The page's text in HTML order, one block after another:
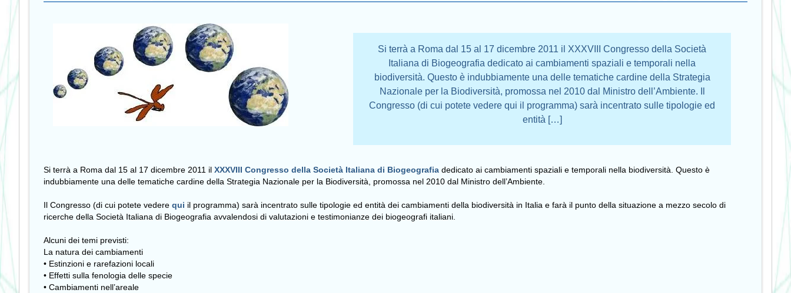
Si terrà a Roma dal 15 al 17 dicembre 2011 il XXXVIII Congresso della Società
Italiana di Biogeografia dedicato ai cambiamenti spaziali e temporali nella
biodiversità. Questo è indubbiamente una delle tematiche cardine della Strategia
Nazionale per la Biodiversità, promossa nel 2010 dal Ministro dell’Ambiente. Il
Congresso (di cui potete vedere qui il programma) sarà incentrato sulle tipologie ed
entità […]
Si terrà a Roma dal 15 al 17 dicembre 2011 il XXXVIII Congresso della Società Italiana di Biogeografia dedicato ai cambiamenti spaziali e temporali nella biodiversità. Questo è
indubbiamente una delle tematiche cardine della Strategia Nazionale per la Biodiversità, promossa nel 2010 dal Ministro dell’Ambiente.
Il Congresso (di cui potete vedere qui il programma) sarà incentrato sulle tipologie ed entità dei cambiamenti della biodiversità in Italia e farà il punto della situazione a mezzo secolo di
ricerche della Società Italiana di Biogeografia avvalendosi di valutazioni e testimonianze dei biogeografi italiani.
Alcuni dei temi previsti:
La natura dei cambiamenti
• Estinzioni e rarefazioni locali
• Effetti sulla fenologia delle specie
• Cambiamenti nell’areale